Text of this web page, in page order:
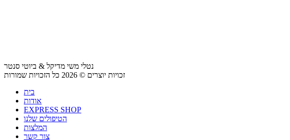
נטלי משי מדיקל & ביוטי סנטר
זכויות יוצרים © 2026 כל הזכויות שמורות
בית
אודות
EXPRESS SHOP
הטיפולים שלנו
המלצות
צור קשר